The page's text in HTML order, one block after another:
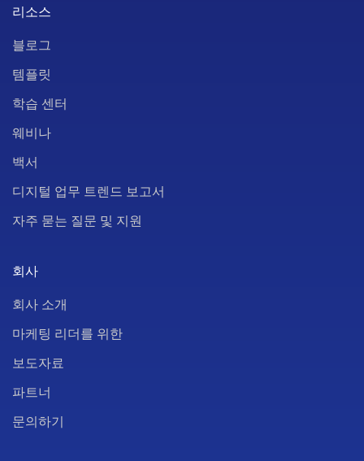
리소스
블로그
템플릿
학습 센터
웨비나
백서
디지털 업무 트렌드 보고서
자주 묻는 질문 및 지원
회사
회사 소개
마케팅 리더를 위한
보도자료
파트너
문의하기